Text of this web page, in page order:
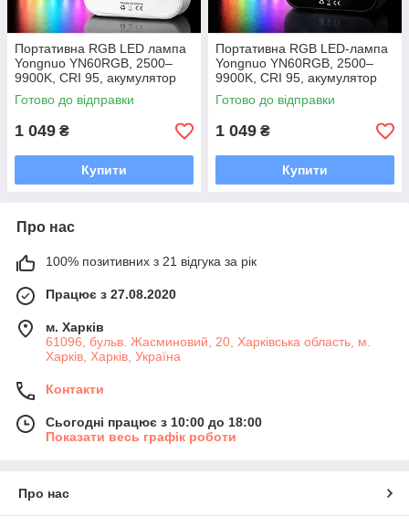
Портативна RGB LED лампа
Yongnuo YN60RGB, 2500–
9900K, CRI 95, акумулятор
2000 мА·г
Готово до відправки
1 049 ₴
Купити
Портативна RGB LED-лампа
Yongnuo YN60RGB, 2500–
9900K, CRI 95, акумулятор
2000 мА·год Чорний
Готово до відправки
1 049 ₴
Купити
Про нас
100% позитивних з 21 відгука за рік
Працює з 27.08.2020
м. Харків
61096, бульв. Жасминовий, 20, Харківська область, м.
Харків, Харків, Україна
Контакти
Сьогодні працює з 10:00 до 18:00
Показати весь графік роботи
Про нас